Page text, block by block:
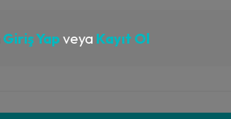
Giriş Yap veya Kayıt Ol